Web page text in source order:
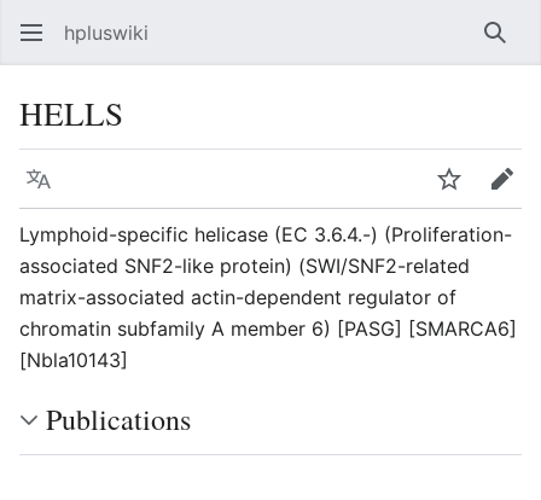
hpluswiki
HELLS
Язык Следить
Lymphoid-specific helicase (EC 3.6.4.-) (Proliferation-
associated SNF2-like protein) (SWI/SNF2-related
matrix-associated actin-dependent regulator of
chromatin subfamily A member 6) [PASG] [SMARCA6]
[Nbla10143]
Publications